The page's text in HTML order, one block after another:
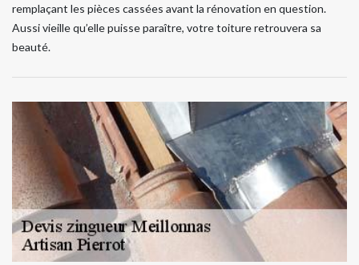
remplaçant les pièces cassées avant la rénovation en question.
Aussi vieille qu’elle puisse paraître, votre toiture retrouvera sa
beauté.